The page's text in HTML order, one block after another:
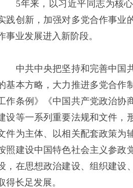
5年来，以习近平同志为核心
践创新，加强对多党合作事业
事业发展进入新阶段。
中共中央把坚持和完善中国共
基本方略，大力推进多党合作
作条例》《中国共产党政治协
设等一系列重要法规和文件，
件为主体、以相关配套政策为
照建设中国特色社会主义参政
，在思想政治建设、组织建设
得长足发展。